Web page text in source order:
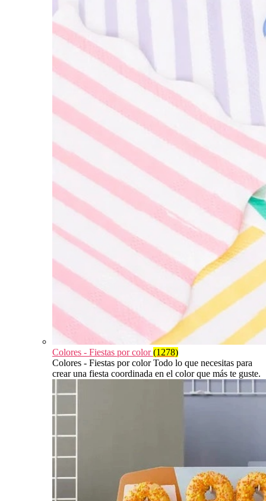
Colores - Fiestas por color(1278)
Colores - Fiestas por color Todo lo que necesitas para
crear una fiesta coordinada en el color que más te guste.